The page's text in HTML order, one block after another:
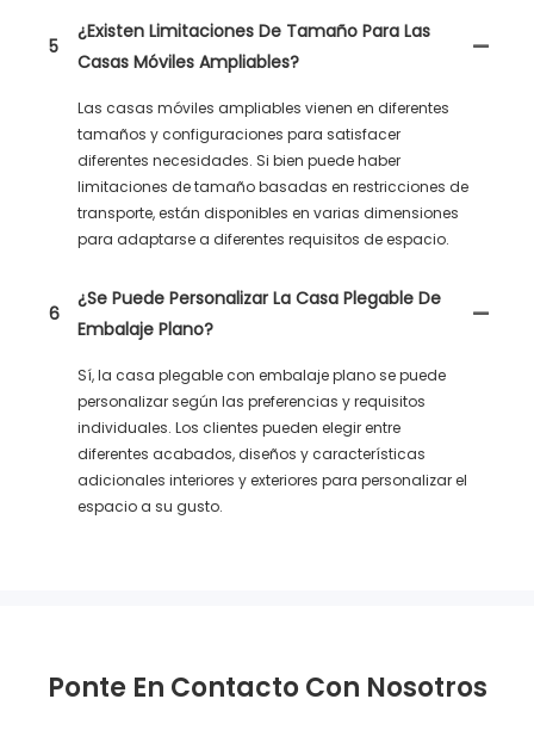
5
¿Existen Limitaciones De Tamaño Para Las
Casas Móviles Ampliables?
Las casas móviles ampliables vienen en diferentes
tamaños y configuraciones para satisfacer
diferentes necesidades. Si bien puede haber
limitaciones de tamaño basadas en restricciones de
transporte, están disponibles en varias dimensiones
para adaptarse a diferentes requisitos de espacio.
6
¿Se Puede Personalizar La Casa Plegable De
Embalaje Plano?
Sí, la casa plegable con embalaje plano se puede
personalizar según las preferencias y requisitos
individuales. Los clientes pueden elegir entre
diferentes acabados, diseños y características
adicionales interiores y exteriores para personalizar el
espacio a su gusto.
Ponte En Contacto Con Nosotros